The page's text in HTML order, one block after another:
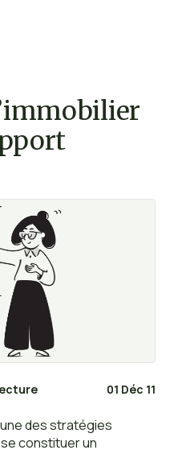
01 Déc 11
des stratégies
constituer un